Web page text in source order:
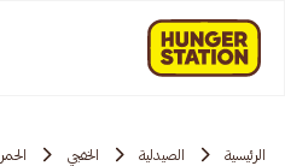
الرئيسية الصيدلية الخفجي